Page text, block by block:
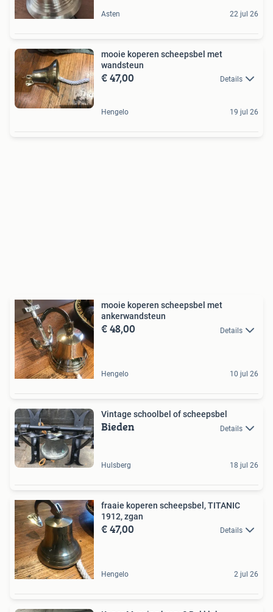
Asten 22 jul 26
mooie koperen scheepsbel met
wandsteun
€ 47,00 Details
Hengelo 19 jul 26
mooie koperen scheepsbel met
ankerwandsteun
€ 48,00 Details
Hengelo 10 jul 26
Vintage schoolbel of scheepsbel
Bieden Details
Hulsberg 18 jul 26
fraaie koperen scheepsbel, TITANIC
1912, zgan
€ 47,00 Details
Hengelo 2 jul 26